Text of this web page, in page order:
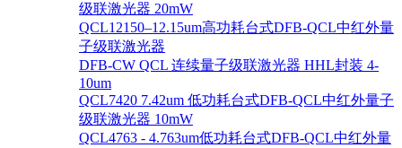
级联激光器 20mW
QCL12150–12.15um高功耗台式DFB-QCL中红外量
子级联激光器
DFB-CW QCL 连续量子级联激光器 HHL封装 4-
10um
QCL7420 7.42um 低功耗台式DFB-QCL中红外量子
级联激光器 10mW
QCL4763 - 4.763um低功耗台式DFB-QCL中红外量